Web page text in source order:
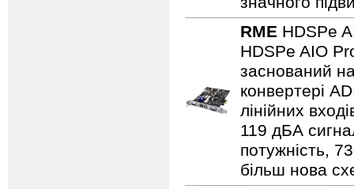
RME HDSPe
HDSPe AIO
заснований
конвертері
лінійних
119 дБА
потужність,
більш нова